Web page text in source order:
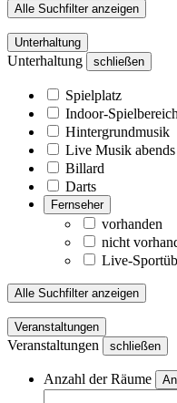
Alle Suchfilter anzeigen
Unterhaltung
Unterhaltung schließen
Spielplatz
Indoor-Spielbereich
Hintergrundmusik
Live Musik abends
Billard
Darts
Fernseher
vorhanden
nicht
Live-
Alle Suchfilter anzeigen
Veranstaltungen
Veranstaltungen schließen
Anzahl der Räume